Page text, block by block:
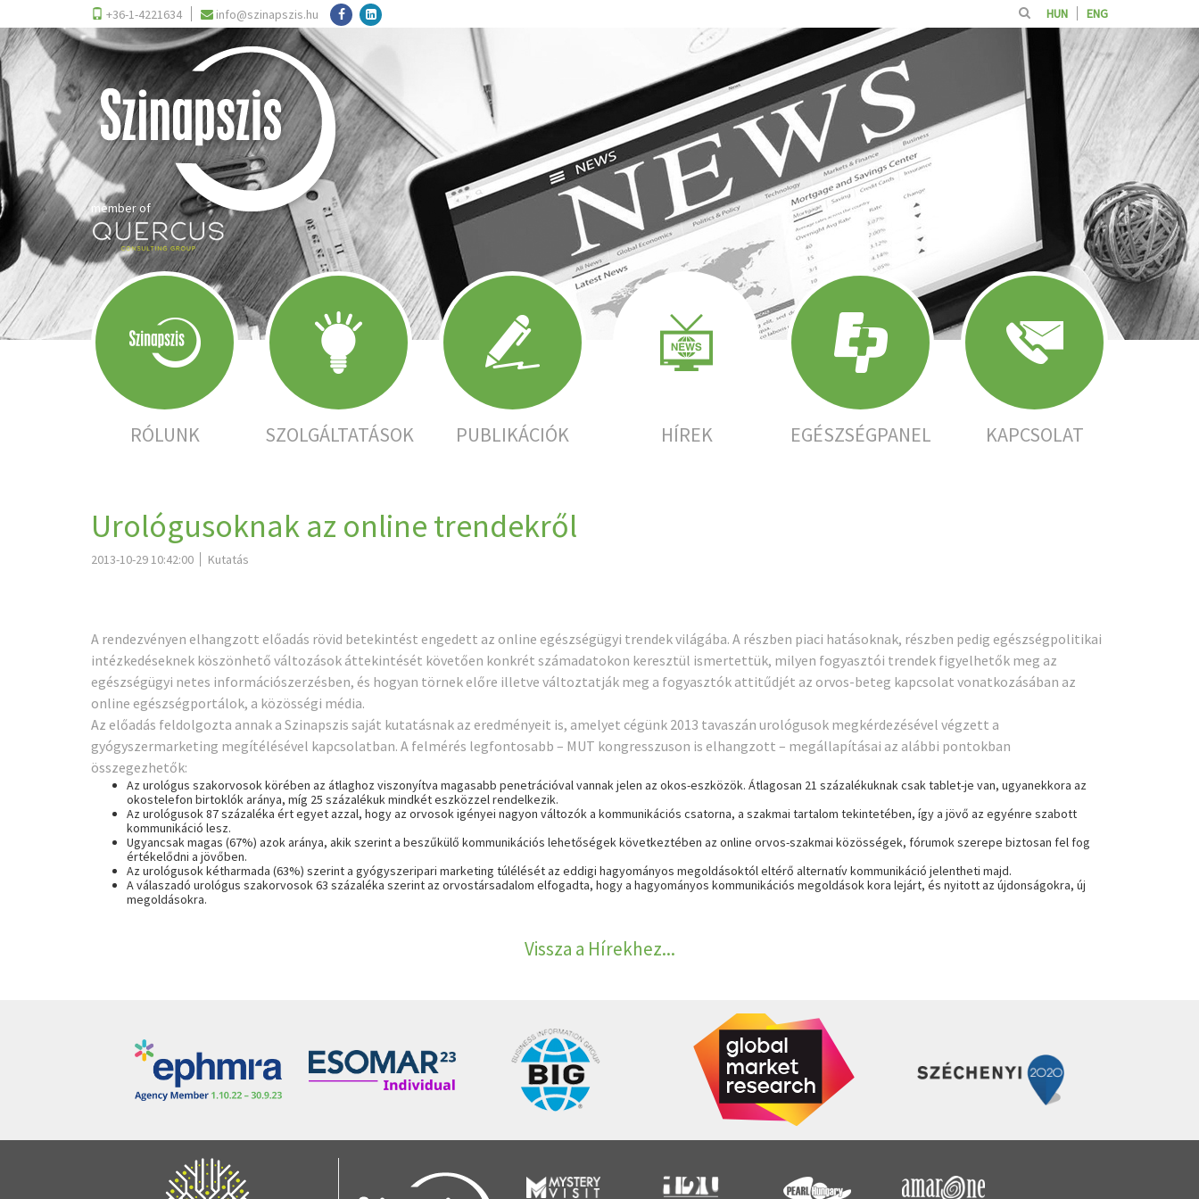
+36-1-4221634 info@szinapszis.hu HUN ENG
member of
RÓLUNK SZOLGÁLTATÁSOK PUBLIKÁCIÓK HÍREK EGÉSZSÉGPANEL KAPCSOLAT
Urológusoknak az online trendekről
2013-10-29 10:42:00 Kutatás
A rendezvényen elhangzott előadás rövid betekintést engedett az online egészségügyi trendek világába. A részben piaci hatásoknak, részben pedig egészségpolitikai
intézkedéseknek köszönhető változások áttekintését követően konkrét számadatokon keresztül ismertettük, milyen fogyasztói trendek figyelhetők meg az
egészségügyi netes információszerzésben, és hogyan törnek előre illetve változtatják meg a fogyasztók attitűdjét az orvos-beteg kapcsolat vonatkozásában az
online egészségportálok, a közösségi média.
Az előadás feldolgozta annak a Szinapszis saját kutatásnak az eredményeit is, amelyet cégünk 2013 tavaszán urológusok megkérdezésével végzett a
gyógyszermarketing megítélésével kapcsolatban. A felmérés legfontosabb – MUT kongresszuson is elhangzott – megállapításai az alábbi pontokban
összegezhetők:
Az urológus szakorvosok körében az átlaghoz viszonyítva magasabb penetrációval vannak jelen az okos-eszközök. Átlagosan 21 százalékuknak csak tablet-je van, ugyanekkora az
okostelefon birtoklók aránya, míg 25 százalékuk mindkét eszközzel rendelkezik.
Az urológusok 87 százaléka ért egyet azzal, hogy az orvosok igényei nagyon változók a kommunikációs csatorna, a szakmai tartalom tekintetében, így a jövő azegyénre szabott
kommunikáció lesz.
Ugyancsak magas (67%) azok aránya, akik szerint a beszűkülő kommunikációs lehetőségek következtében az online orvos-szakmai közösségek, fórumok szerepe biztosan fel fog
értékelődni a jövőben.
Az urológusok kétharmada (63%) szerint a gyógyszeripari marketing túlélését az eddigi hagyományos megoldásoktól eltérő alternatív kommunikáció jelentheti majd.
A válaszadó urológus szakorvosok 63 százaléka szerint az orvostársadalom elfogadta, hogy a hagyományos kommunikációs megoldások kora lejárt, és nyitott az újdonságokra, új
megoldásokra.
Vissza a Hírekhez...